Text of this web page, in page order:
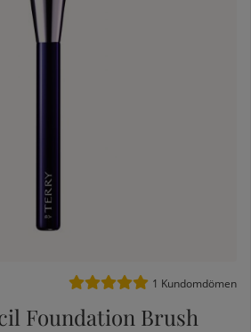
Medelbetyg 5 av 5 Antal
1 Kundomdömen
Foundation Brush